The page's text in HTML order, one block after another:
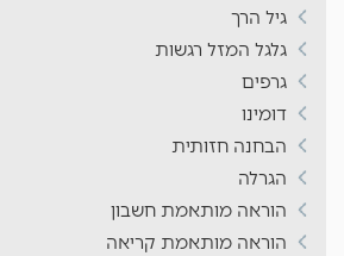
גיל הרך
גלגל המזל רגשות
גרפים
דומינו
הבחנה חזותית
הגרלה
הוראה מותאמת חשבון
הוראה מותאמת קריאה